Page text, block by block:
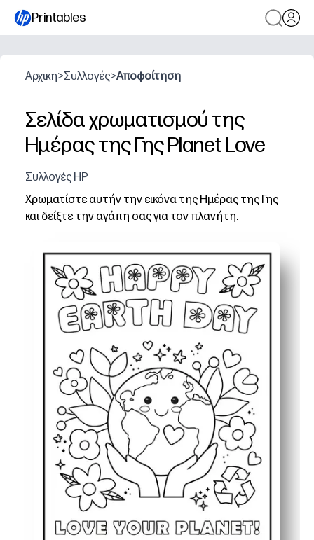
Printables
Αρχικη>Συλλογές>Αποφοίτηση
Σελίδα χρωματισμού της
Ημέρας της Γης Planet Love
Συλλογές HP
Χρωματίστε αυτήν την εικόνα της Ημέρας της Γης
και δείξτε την αγάπη σας για τον πλανήτη.